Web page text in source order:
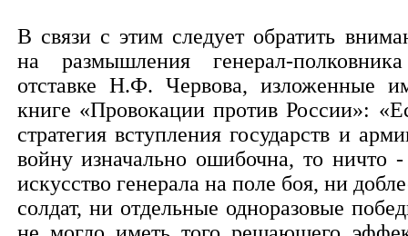
В связи с этим следует обратить
на размышления генерал-
отставке Н.Ф. Червова, изложенные
книге «Провокации против России»:
стратегия вступления государств и
войну изначально ошибочна, то ничто
искусство генерала на поле боя, ни
солдат, ни отдельные одноразовые